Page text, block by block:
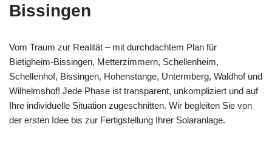
Bissingen
Vom Traum zur Realität – mit durchdachtem Plan für
Bietigheim-Bissingen, Metterzimmern, Schellenheim,
Schellenhof, Bissingen, Hohenstange, Untermberg, Waldhof und
Wilhelmshof! Jede Phase ist transparent, unkompliziert und auf
Ihre individuelle Situation zugeschnitten. Wir begleiten Sie von
der ersten Idee bis zur Fertigstellung Ihrer Solaranlage.